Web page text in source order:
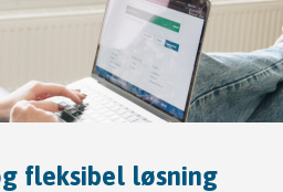
fleksibel løsning